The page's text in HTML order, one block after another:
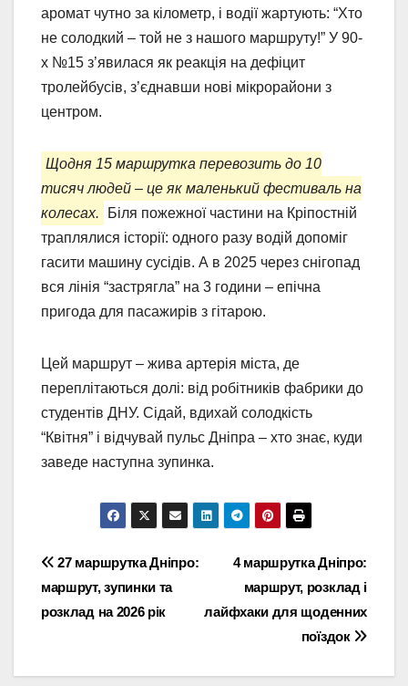
аромат чутно за кілометр, і водії жартують: “Хто
не солодкий – той не з нашого маршруту!” У 90-
х №15 з’явилася як реакція на дефіцит
тролейбусів, з’єднавши нові мікрорайони з
центром.
Щодня 15 маршрутка перевозить до 10
тисяч людей – це як маленький фестиваль на
колесах.
Біля пожежної частини на Кріпостній
траплялися історії: одного разу водій допоміг
гасити машину сусідів. А в 2025 через снігопад
вся лінія “застрягла” на 3 години – епічна
пригода для пасажирів з гітарою.
Цей маршрут – жива артерія міста, де
переплітаються долі: від робітників фабрики до
студентів ДНУ. Сідай, вдихай солодкість
“Квітня” і відчувай пульс Дніпра – хто знає, куди
заведе наступна зупинка.
Навігація
записів
4 маршрутка Дніпро:
маршрут, розклад і
лайфхаки для щоденних
поїздок
27 маршрутка Дніпро:
маршрут, зупинки та
розклад на 2026 рік